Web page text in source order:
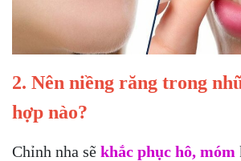
2. Nên niềng răng trong
hợp nào?
Chỉnh nha sẽ khắc phục hô, móm